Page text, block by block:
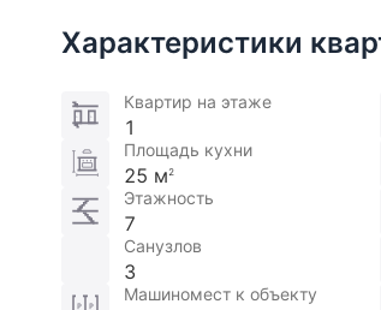
Характеристики
Квартир на этаже
1
Площадь кухни
25 м 2
Этажность
7
Санузлов
3
Машиномест к объекту